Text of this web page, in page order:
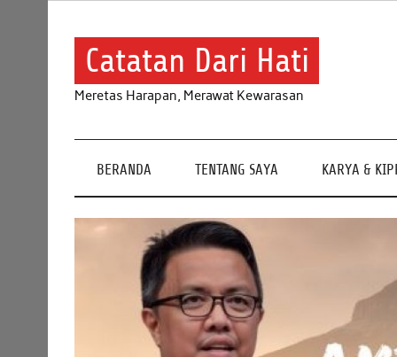
Catatan Dari Hati
Meretas Harapan, Merawat Kewarasan
BERANDA TENTANG SAYA KARYA &